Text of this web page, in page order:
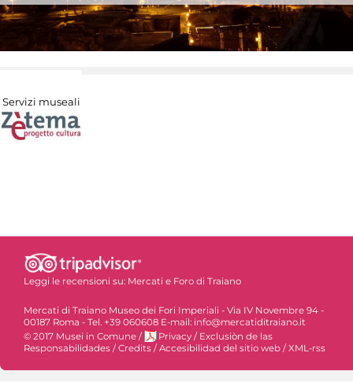
Servizi museali
Leggi le recensioni su: Mercati e Foro di Traiano
Mercati di Traiano Museo dei Fori Imperiali - Via IV Novembre 94 -
00187 Roma - Tel. +39 060608 E-mail: info@mercatiditraiano.it
© 2017 Musei in Comune / Privacy / Exclusiòn de las
Responsabilidades / Credits / Accesibilidad del sitio web / XML-rss